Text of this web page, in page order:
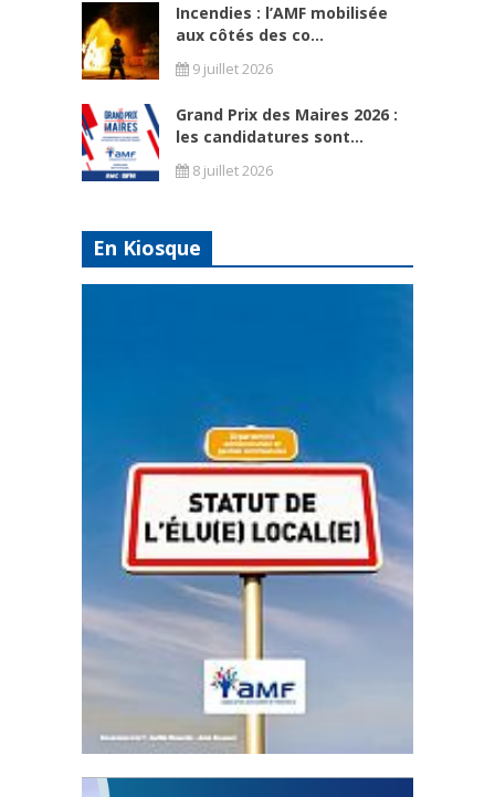
Incendies : l’AMF mobilisée
aux côtés des co...
9 juillet 2026
Grand Prix des Maires 2026 :
les candidatures sont...
8 juillet 2026
En Kiosque
Statut de l’élu local